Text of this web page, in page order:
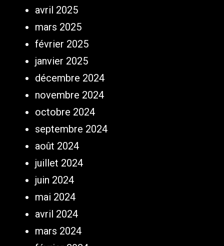
avril 2025
mars 2025
février 2025
janvier 2025
décembre 2024
novembre 2024
octobre 2024
septembre 2024
août 2024
juillet 2024
juin 2024
mai 2024
avril 2024
mars 2024